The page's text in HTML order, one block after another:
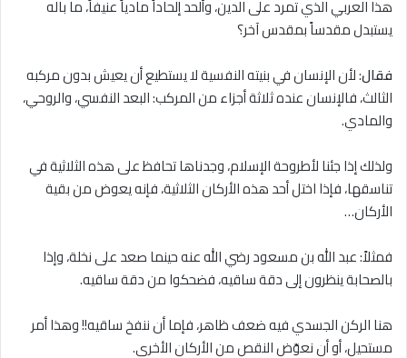
هذا العربي الذي تمرد على الدين، وألحد إلحاداً مادياً عنيفاً، ما باله
يستبدل مقدساً بمقدس آخر؟
فقال: لأن الإنسان في بنيته النفسية ﻻ يستطيع أن يعيش بدون مركبه
الثالث، فالإنسان عنده ثلاثة أجزاء من المركب: البعد النفسي، والروحي،
والمادي.
ولذلك إذا جئنا لأطروحة الإسلام، وجدناها تحافظ على هذه الثلاثية في
تناسقها، فإذا اختل أحد هذه الأركان الثلاثية، فإنه يعوض من بقية
الأركان…
فمثلاً: عبد الله بن مسعود رضي الله عنه حينما صعد على نخلة، وإذا
بالصحابة ينظرون إلى دقة ساقيه، فضحكوا من دقة ساقيه.
هنا الركن الجسدي فيه ضعف ظاهر، فإما أن ننفخ ساقيه!! وهذا أمر
مستحيل، أو أن نعوّض النقص من الأركان الأخرى.